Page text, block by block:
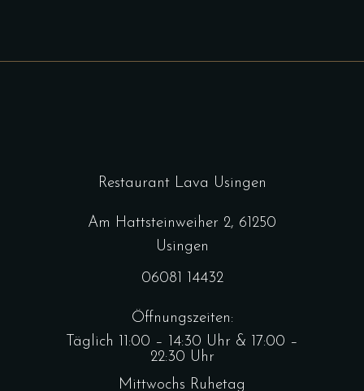
Restaurant Lava Usingen
Am Hattsteinweiher 2, 61250
Usingen
06081 14432
Öffnungszeiten:
Täglich 11:00 – 14:30 Uhr & 17:00 –
22:30 Uhr
Mittwochs Ruhetag